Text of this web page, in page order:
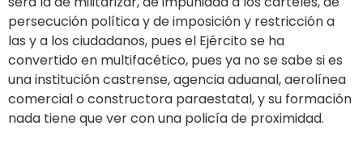
persecución política y de imposición y restricción a
las y a los ciudadanos, pues el Ejército se ha
convertido en multifacético, pues ya no se sabe si es
una institución castrense, agencia aduanal, aerolínea
comercial o constructora paraestatal, y su formación
nada tiene que ver con una policía de proximidad.